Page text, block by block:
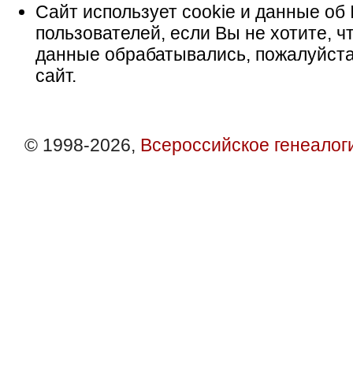
Сайт использует cookie и данные об
пользователей, если Вы не хотите,
данные обрабатывались,
сайт.
© 1998-2026, Всероссийское